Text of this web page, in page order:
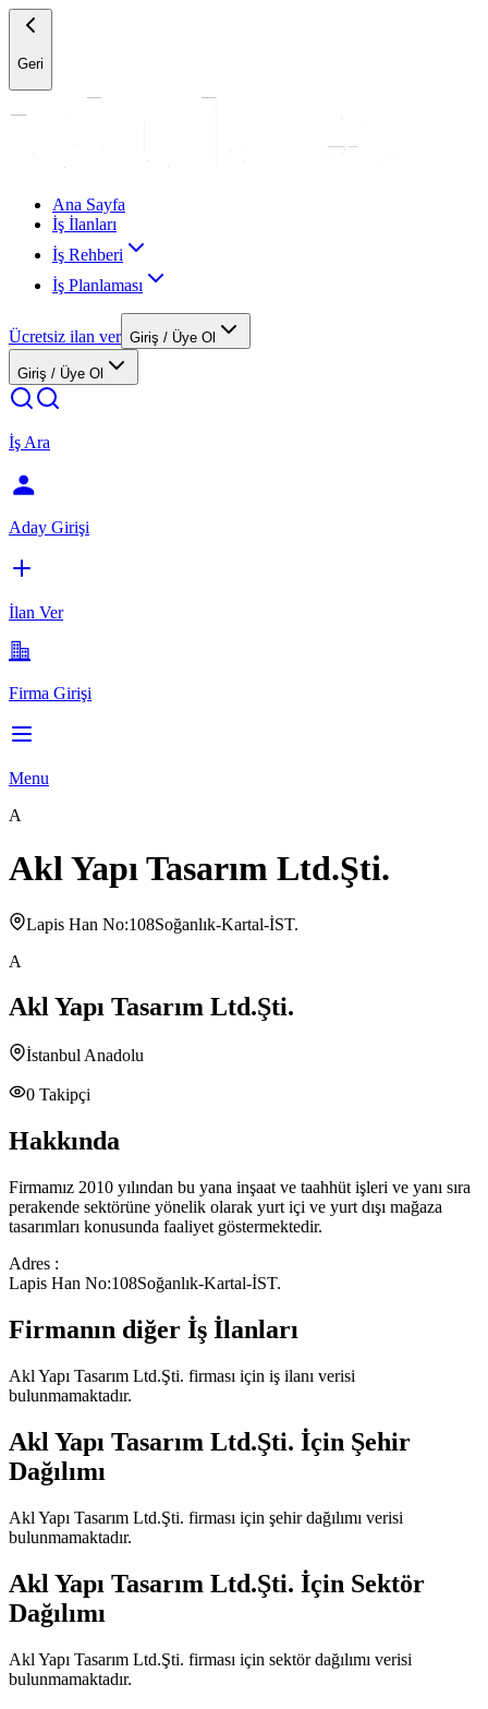
Geri
Ana Sayfa
İş İlanları
İş Rehberi
İş Planlaması
Ücretsiz ilan ver Giriş / Üye Ol
Giriş / Üye Ol
İş Ara
Aday Girişi
İlan Ver
Firma Girişi
Menu
A
Akl Yapı Tasarım Ltd.Şti.
Lapis Han No:108Soğanlık-Kartal-İST.
A
Akl Yapı Tasarım Ltd.Şti.
İstanbul Anadolu
0 Takipçi
Hakkında
Firmamız 2010 yılından bu yana inşaat ve taahhüt işleri ve yanı sıra
perakende sektörüne yönelik olarak yurt içi ve yurt dışı mağaza
tasarımları konusunda faaliyet göstermektedir.
Adres :
Lapis Han No:108Soğanlık-Kartal-İST.
Firmanın diğer İş İlanları
Akl Yapı Tasarım Ltd.Şti. firması için iş ilanı verisi
bulunmamaktadır.
Akl Yapı Tasarım Ltd.Şti. İçin Şehir
Dağılımı
Akl Yapı Tasarım Ltd.Şti. firması için şehir dağılımı verisi
bulunmamaktadır.
Akl Yapı Tasarım Ltd.Şti. İçin Sektör
Dağılımı
Akl Yapı Tasarım Ltd.Şti. firması için sektör dağılımı verisi
bulunmamaktadır.